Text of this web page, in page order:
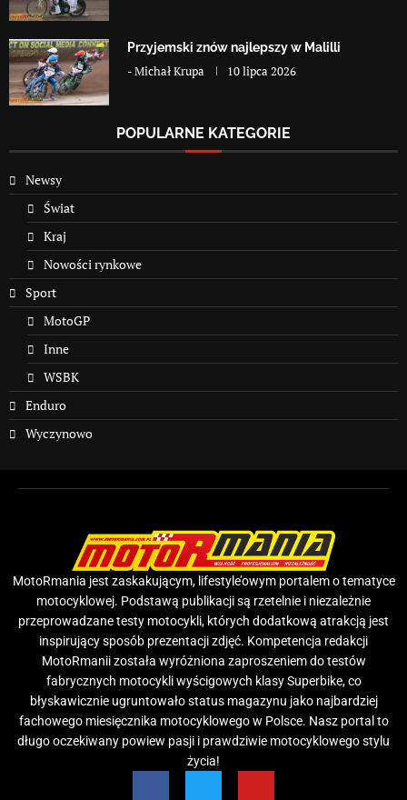
Przyjemski znów najlepszy w Malilli
-Michał Krupa 10 lipca 2026
POPULARNE KATEGORIE
Newsy
Świat
Kraj
Nowości rynkowe
Sport
MotoGP
Inne
WSBK
Enduro
Wyczynowo
MotoRmania jest zaskakującym, lifestyle’owym portalem o tematyce
motocyklowej. Podstawą publikacji są rzetelnie i niezależnie
przeprowadzane testy motocykli, których dodatkową atrakcją jest
inspirujący sposób prezentacji zdjęć. Kompetencja redakcji
MotoRmanii została wyróżniona zaproszeniem do testów
fabrycznych motocykli wyścigowych klasy Superbike, co
błyskawicznie ugruntowało status magazynu jako najbardziej
fachowego miesięcznika motocyklowego w Polsce. Nasz portal to
długo oczekiwany powiew pasji i prawdziwie motocyklowego stylu
życia!